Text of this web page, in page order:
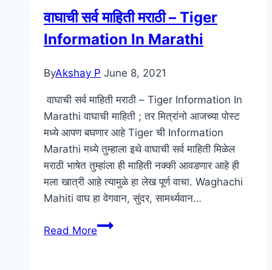
adhikar
arj
Karava
वाघाची सर्व माहिती मराठी – Tiger
Information In Marathi
ByAkshay P June 8, 2021
वाघाची सर्व माहिती मराठी – Tiger Information In
Marathi वाघाची माहिती ; तर मित्रांनो आजच्या पोस्ट
मध्ये आपण बघणार आहे Tiger ची Information
Marathi मध्ये तुम्हाला इथे वाघाची सर्व माहिती मिळेल
मराठी भाषेत तुम्हांला ही माहिती नक्की आवडणार आहे ही
मला खात्री आहे त्यामुळे हा लेख पूर्ण वाचा. Waghachi
Mahiti वाघ हा वेगवान, सुंदर, सामर्थ्यवान…
Read Moreवाघाची